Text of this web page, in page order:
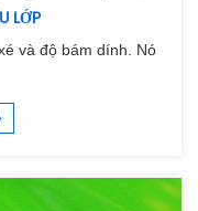
LỚP
và độ bám dính. Nó